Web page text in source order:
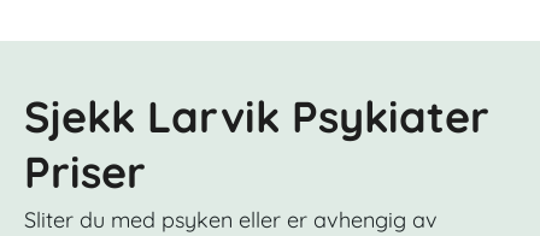
Sjekk Larvik Psykiater
Priser
Sliter du med psyken eller er avhengig av